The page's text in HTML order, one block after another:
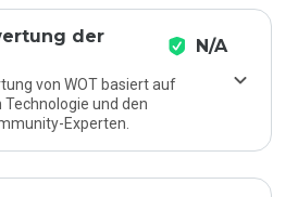
der
N/A
von WOT basiert auf
und den
Experten.